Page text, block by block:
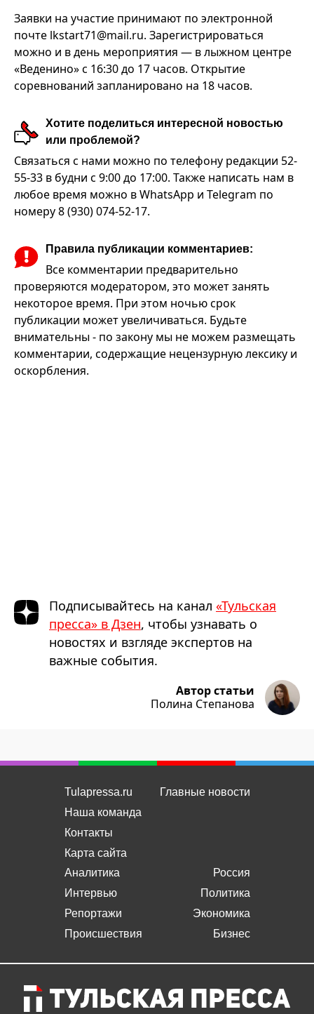
Заявки на участие принимают по электронной
почте lkstart71@mail.ru. Зарегистрироваться
можно и в день мероприятия — в лыжном центре
«Веденино» с 16:30 до 17 часов. Открытие
соревнований запланировано на 18 часов.
Хотите поделиться интересной новостью
или проблемой?
Связаться с нами можно по телефону редакции 52-
55-33 в будни с 9:00 до 17:00. Также написать нам в
любое время можно в WhatsApp и Telegram по
номеру 8 (930) 074-52-17.
Правила публикации комментариев:
Все комментарии предварительно
проверяются модератором, это может занять
некоторое время. При этом ночью срок
публикации может увеличиваться. Будьте
внимательны - по закону мы не можем размещать
комментарии, содержащие нецензурную лексику и
оскорбления.
Подписывайтесь на канал «Тульская
пресса» в Дзен, чтобы узнавать о
новостях и взгляде экспертов на
важные события.
Автор статьи
Полина Степанова
Tulapressa.ru
Наша команда
Контакты
Карта сайта
Главные новости
Аналитика
Интервью
Репортажи
Происшествия
Россия
Политика
Экономика
Бизнес